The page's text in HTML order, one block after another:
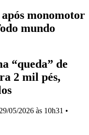
monomotor
mundo
“queda” de
2 mil pés,
29/05/2026 às 10h31 •